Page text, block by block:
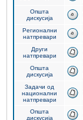
Општа
дискусија
Регионални
натпревари
Други
натпревари
Општа
дискусија
Задачи од
национални
натпревари
Општа
дискусија